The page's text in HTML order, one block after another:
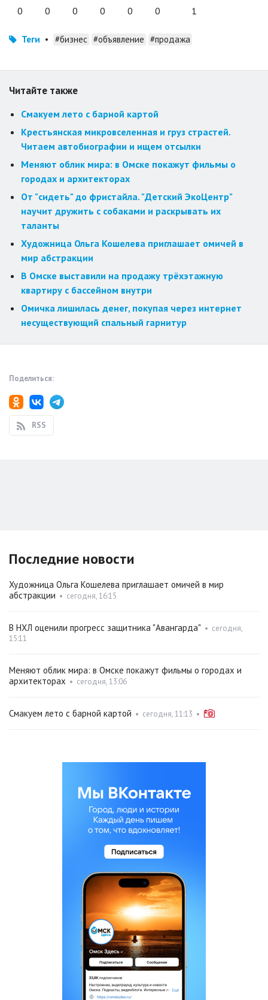
0 0 0 0 0 0 1
Теги • #бизнес #объявление #продажа
Читайте также
Смакуем лето с барной картой
Крестьянская микровселенная и груз страстей.
Читаем автобиографии и ищем отсылки
Меняют облик мира: в Омске покажут фильмы о
городах и архитекторах
От "сидеть" до фристайла. "Детский ЭкоЦентр"
научит дружить с собаками и раскрывать их
таланты
Художница Ольга Кошелева приглашает омичей в
мир абстракции
В Омске выставили на продажу трёхэтажную
квартиру с бассейном внутри
Омичка лишилась денег, покупая через интернет
несуществующий спальный гарнитур
Поделиться:
RSS
Последние новости
Художница Ольга Кошелева приглашает омичей в мир
абстракции • сегодня, 16:15
В НХЛ оценили прогресс защитника "Авангарда" • сегодня,
15:11
Меняют облик мира: в Омске покажут фильмы о городах и
архитекторах • сегодня, 13:06
Смакуем лето с барной картой • сегодня, 11:13 •